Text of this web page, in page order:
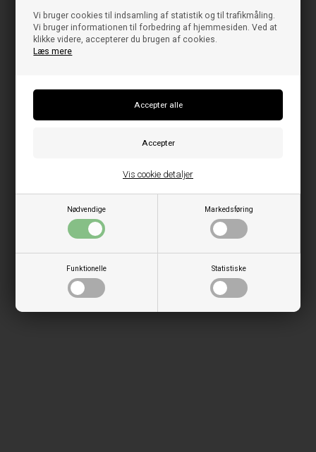
Vi bruger cookies til indsamling af statistik og til trafikmåling.
Vi bruger informationen til forbedring af hjemmesiden. Ved at
klikke videre, accepterer du brugen af cookies.
Læs mere
Nødvendige Markedsføring
Funktionelle Statistiske
Vis cookie detaljer